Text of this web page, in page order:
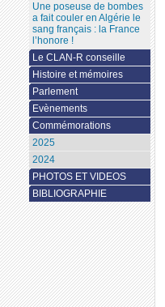
Une poseuse de bombes
a fait couler en Algérie le
sang français : la France
l’honore !
Le CLAN-R conseille
Histoire et mémoires
Parlement
Evènements
Commémorations
2025
2024
PHOTOS ET VIDEOS
BIBLIOGRAPHIE